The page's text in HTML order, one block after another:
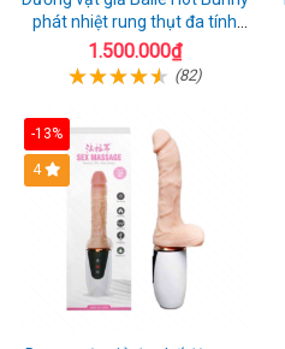
phát nhiệt rung thụt đa tính
năng sạc điện
1.500.000₫
(82)
-13%
Hot
4